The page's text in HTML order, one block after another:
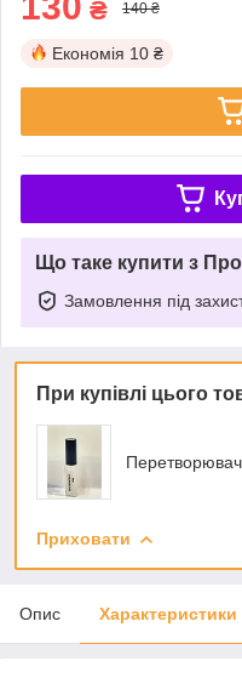
₴ 140 ₴
Економія 10 ₴
Що таке купити з
Замовлення під
При купівлі цього
Перетворювач
Приховати
Опис Характеристики